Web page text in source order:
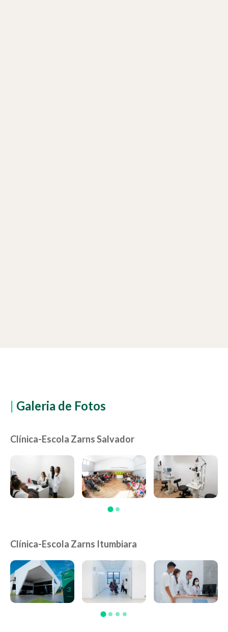
| Galeria de Fotos
Clínica-Escola Zarns Salvador
Clínica-Escola Zarns Itumbiara